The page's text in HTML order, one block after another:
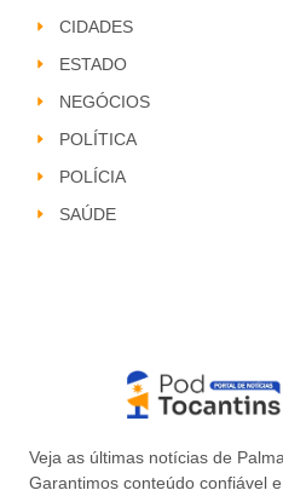
CIDADES
ESTADO
NEGÓCIOS
POLÍTICA
POLÍCIA
SAÚDE
Veja as últimas notícias de
Garantimos conteúdo confiável